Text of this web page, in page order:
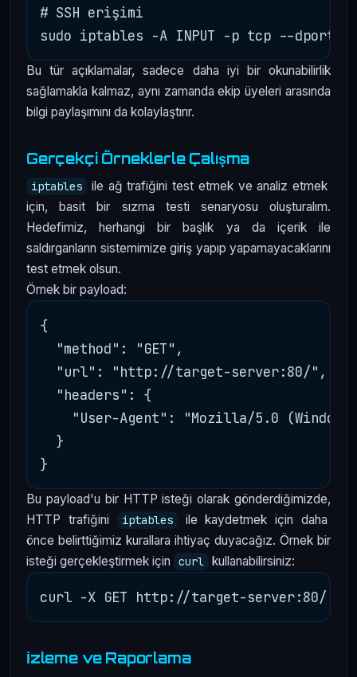
# SSH erişimi
Bu tür açıklamalar, sadece daha iyi bir okunabilirlik
sağlamakla kalmaz, aynı zamanda ekip üyeleri arasında
bilgi paylaşımını da kolaylaştırır.
Gerçekçi Örneklerle Çalışma
iptables
ile ağ trafiğini test etmek ve analiz etmek
için, basit bir sızma testi senaryosu oluşturalım.
Hedefimiz, herhangi bir başlık ya da içerik ile
saldırganların sistemimize giriş yapıp yapamayacaklarını
test etmek olsun.
Örnek bir payload:
{
  "method": "GET",
  "url": "http://target-server:80/",
  "headers": {
"User-Agent": "Mozilla/5.0
  }
Bu payload'u bir HTTP isteği olarak gönderdiğimizde,
HTTP trafiğini
iptables
ile kaydetmek için daha
önce belirttiğimiz kurallara ihtiyaç duyacağız. Örnek bir
isteği gerçekleştirmek için
curl kullanabilirsiniz:
İzleme ve Raporlama